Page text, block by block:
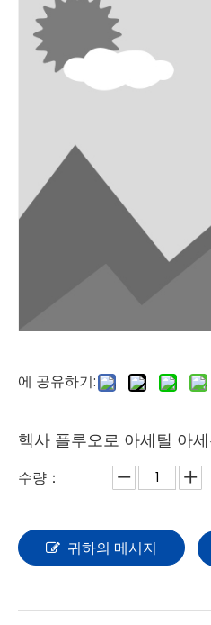
에 공유하기:
헥사 플루오로 아세틸 아
수량：
귀하의 메시지